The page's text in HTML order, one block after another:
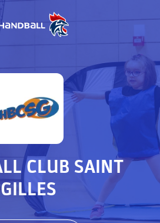
CLUB SAINT
GILLES